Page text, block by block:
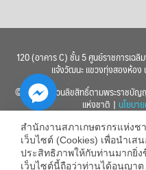
120 (อาคาร C) ชั้น 5 ศูนย์ราชการเฉ
แจ้งวัฒนะ แขวงทุ่งสองห้อง
© 2560 สงวนลิขสิทธิ์ตามพระราชบัญ
แห่งชาติ | นโยบา
สำนักงานสภาเกษตรกรแห่งช
เว็บไซต์ (Cookies) เพื่อนำเส
ประสิทธิภาพให้กับท่านมากยิ่ง
เว็บไซต์นี้ถือว่าท่านได้อนุญา